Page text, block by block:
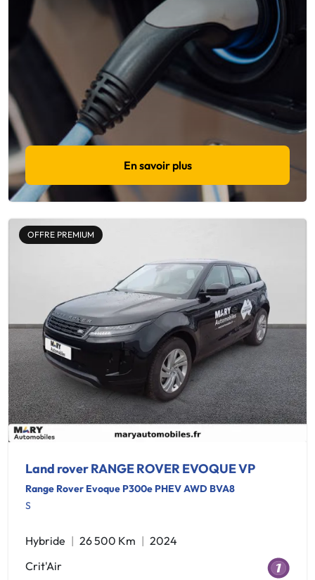
En savoir plus
OFFRE PREMIUM
Land rover RANGE ROVER EVOQUE VP
Range Rover Evoque P300e PHEV AWD BVA8
S
Hybride 26 500 Km
2024
Crit'Air